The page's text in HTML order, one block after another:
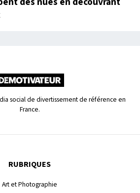
social de divertissement de référence en
France.
RUBRIQUES
Art et Photographie